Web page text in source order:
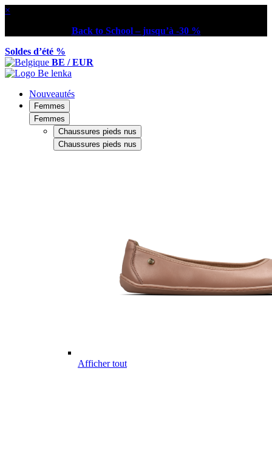
×
Back to School – jusqu’à -30 %
Soldes d’été %
BE / EUR
Nouveautés
Femmes
Femmes
Chaussures pieds nus
Chaussures pieds nus
Afficher tout